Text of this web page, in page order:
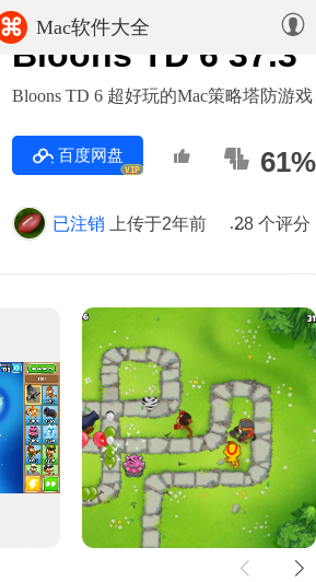
⌘ Mac软件大全
Bloons TD 6 37.3
Bloons TD 6 超好玩的Mac策略塔防游戏
百度网盘
VIP 61%
已注销 上传于2年前 版本 37.3
28 个评分